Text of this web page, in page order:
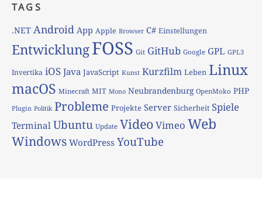
TAGS
.NET Android App Apple Browser C# Einstellungen
EntwicklungFOSS Git GitHub Google GPL GPL3
Invertika iOS Java JavaScript Kunst Kurzfilm Leben Linux
macOS Minecraft MIT Mono Neubrandenburg OpenMoko PHP
Plugin Politik Probleme Projekte Server Sicherheit Spiele
TerminalUbuntu Update VideoVimeo Web
Windows WordPress YouTube